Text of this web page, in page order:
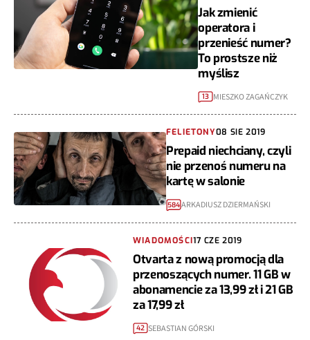
Jak zmienić
operatora i
przenieść numer?
To prostsze niż
myślisz
13 MIESZKO ZAGAŃCZYK
FELIETONY08 SIE 2019
Prepaid niechciany, czyli
nie przenoś numeru na
kartę w salonie
584ARKADIUSZ DZIERMAŃSKI
WIADOMOŚCI17 CZE 2019
Otvarta z nową promocją dla
przenoszących numer. 11 GB w
abonamencie za 13,99 zł i 21 GB
za 17,99 zł
42 SEBASTIAN GÓRSKI